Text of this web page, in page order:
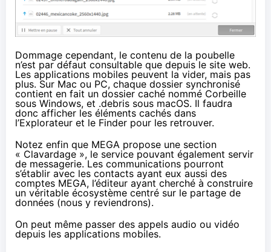
Dommage cependant, le contenu de la poubelle
n’est par défaut consultable que depuis le site web.
Les applications mobiles peuvent la vider, mais pas
plus. Sur Mac ou PC, chaque dossier synchronisé
contient en fait un dossier caché nommé Corbeille
sous Windows, et .debris sous macOS. Il faudra
donc afficher les éléments cachés dans
l’Explorateur et le Finder pour les retrouver.
Notez enfin que MEGA propose une section
« Clavardage », le service pouvant également servir
de messagerie. Les communications pourront
s’établir avec les contacts ayant eux aussi des
comptes MEGA, l’éditeur ayant cherché à construire
un véritable écosystème centré sur le partage de
données (nous y reviendrons).
On peut même passer des appels audio ou vidéo
depuis les applications mobiles.